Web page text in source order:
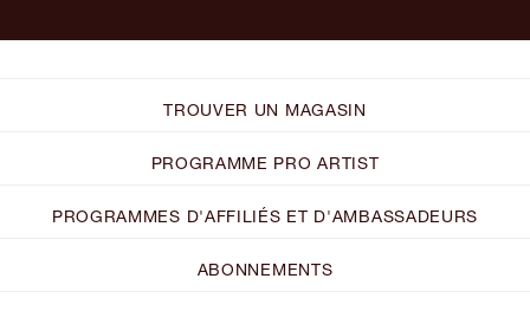
TROUVER UN MAGASIN
PROGRAMME PRO ARTIST
PROGRAMMES D'AFFILIÉS ET D'AMBASSADEURS
ABONNEMENTS